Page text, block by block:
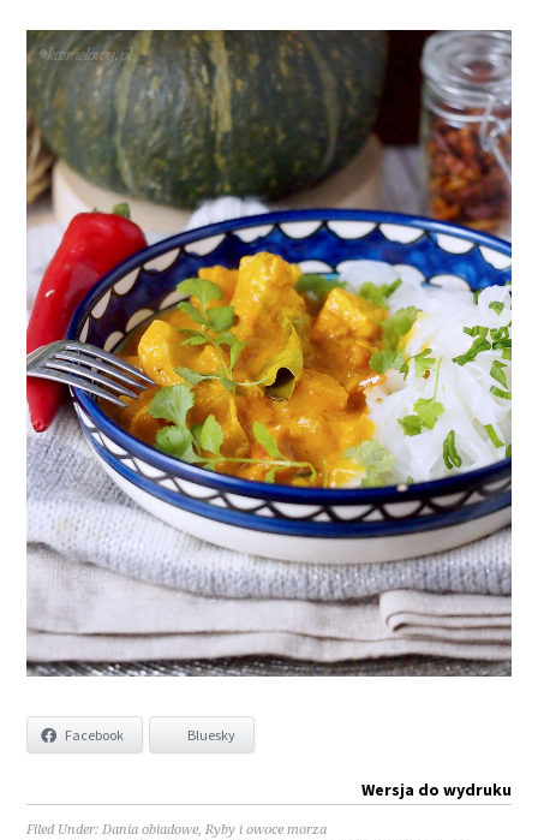
Facebook Bluesky
Wersja do wydruku
Filed Under:Dania obiadowe,Ryby i owoce morza